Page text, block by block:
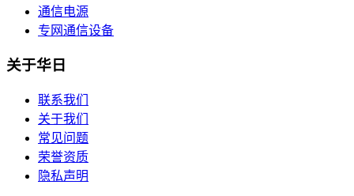
通信电源
专网通信设备
关于华日
联系我们
关于我们
常见问题
荣誉资质
隐私声明